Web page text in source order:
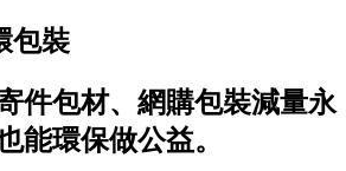
包裝
件包材、網購包裝減量永
能環保做公益。